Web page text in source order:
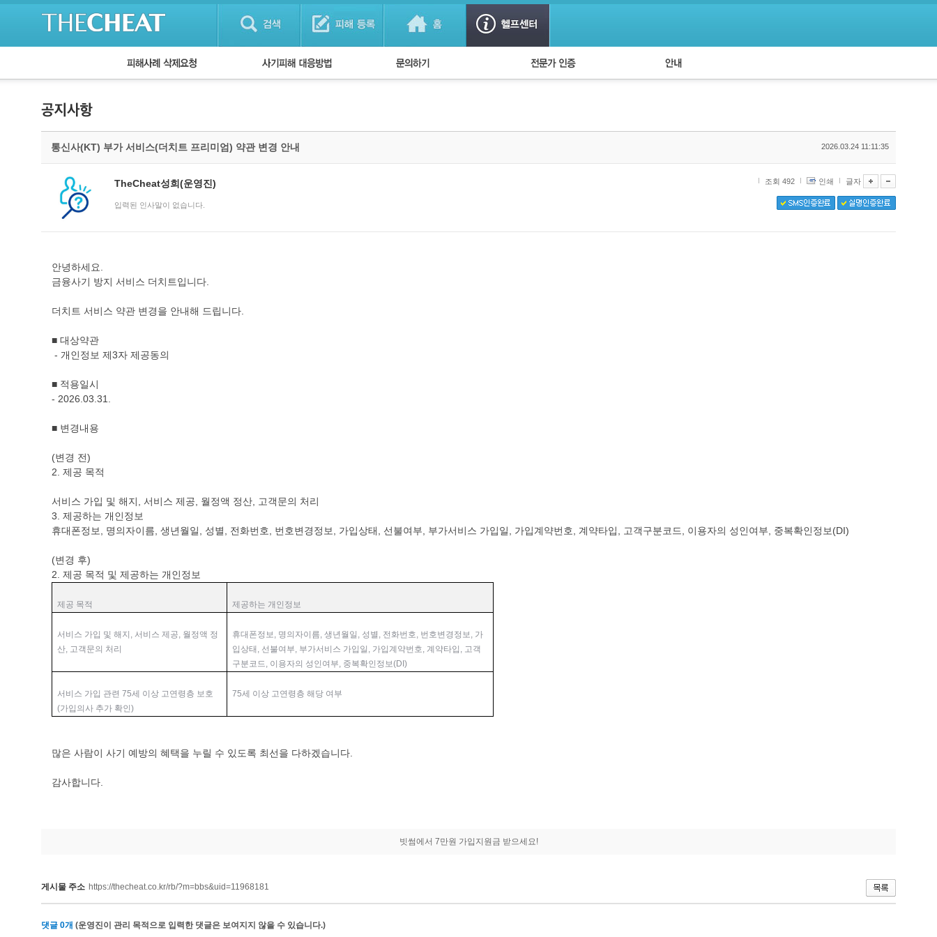
피해사례 삭제요청 단계별 대응방법 1:1 문의하기 경찰회원 인증 공지사항
통신사(KT) 부가 서비스(더치트 프리미엄) 약관 변경 안내 2026.03.24 11:11:35
TheCheat성희(운영진)
입력된 인사말이 없습니다.
조회 492 인쇄 글자
안녕하세요.
금융사기 방지 서비스 더치트입니다.
더치트 서비스 약관 변경을 안내해 드립니다.
■ 대상약관
- 개인정보 제3자 제공동의
■ 적용일시
- 2026.03.31.
■ 변경내용
(변경 전)
2. 제공 목적
서비스 가입 및 해지, 서비스 제공, 월정액 정산, 고객문의 처리
3. 제공하는 개인정보
휴대폰정보, 명의자이름, 생년월일, 성별, 전화번호, 번호변경정보, 가입상태, 선불여부, 부가서비스 가입일, 가입계약번호, 계약타입, 고객구분코드, 이용자의 성인여부, 중복확인정보(DI)
(변경 후)
2. 제공 목적 및 제공하는 개인정보
제공 목적 제공하는 개인정보
서비스 가입 및 해지, 서비스 제공, 월정액 정
산, 고객문의 처리
휴대폰정보, 명의자이름, 생년월일, 성별, 전화번호, 번호변경정보, 가
입상태, 선불여부, 부가서비스 가입일, 가입계약번호, 계약타입, 고객
구분코드, 이용자의 성인여부, 중복확인정보(DI)
서비스 가입 관련 75세 이상 고연령층 보호
(가입의사 추가 확인)
75세 이상 고연령층 해당 여부
많은 사람이 사기 예방의 혜택을 누릴 수 있도록 최선을 다하겠습니다.
감사합니다.
빗썸에서 7만원 가입지원금 받으세요!
게시물 주소 https://thecheat.co.kr/rb/?m=bbs&uid=11968181
댓글 0개 (운영진이 관리 목적으로 입력한 댓글은 보여지지 않을 수 있습니다.)